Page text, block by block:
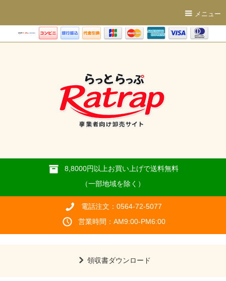
メニュー
8,8000円以上お買い上げで送料無料
（一部地域を除く）
電話注文：0564-72-5077
営業時間：AM9:00-PM6:00
領収書ダウンロード